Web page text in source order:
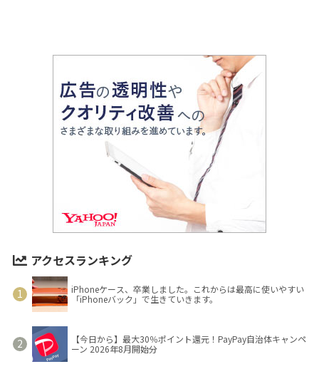
アクセスランキング
iPhoneケース、卒業しました。これからは最高に使いやすい
「iPhoneバック」で生きていきます。
【今日から】最大30％ポイント還元！PayPay自治体キャンペ
ーン 2026年8月開始分